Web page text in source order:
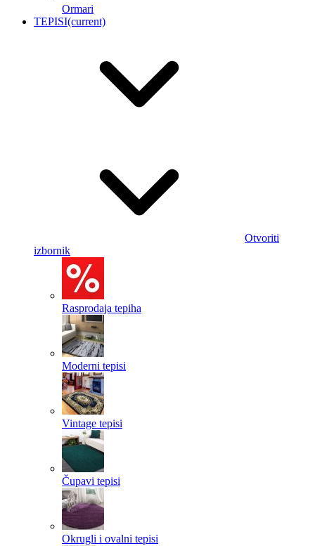
Ormari
TEPISI(current)
Otvoriti
izbornik
Rasprodaja tepiha
Moderni tepisi
Vintage tepisi
Čupavi tepisi
Okrugli i ovalni tepisi